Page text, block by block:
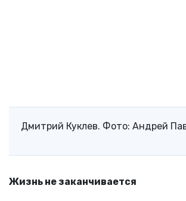
Дмитрий Куклев. Фото: Андрей
Жизнь не заканчивается